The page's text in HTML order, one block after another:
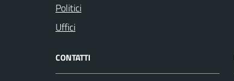
Politici
Uffici
CONTATTI